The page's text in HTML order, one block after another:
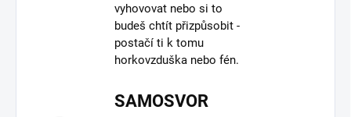
vyhovovat nebo si to
budeš chtít přizpůsobit -
postačí ti k tomu
horkovzduška nebo fén.
SAMOSVOR